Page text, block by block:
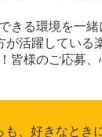
きる環境を一緒
活躍している
様のご応募、